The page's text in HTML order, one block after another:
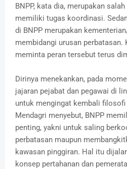
BNPP, kata dia, merupakan
memiliki tugas koordinasi.
di BNPP merupakan
membidangi urusan perbatasan.
meminta peran tersebut terus
Dirinya menekankan, pada
jajaran pejabat dan pegawai di
untuk mengingat kembali filosofi
Mendagri menyebut, BNPP
penting, yakni untuk saling
perbatasan maupun
kawasan pinggiran. Hal itu
konsep pertahanan dan